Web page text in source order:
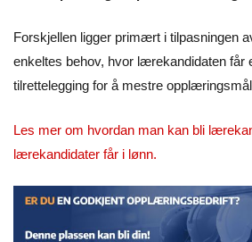
Forskjellen ligger primært i tilpasningen
enkeltes behov, hvor lærekandidaten får
tilrettelegging for å mestre
Les mer om hvordan man kan bli
lærekandidater får i lønn.